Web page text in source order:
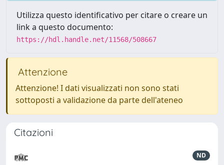
Utilizza questo identificativo per citare o creare un
link a questo documento:
https://hdl.handle.net/11568/508667
Attenzione
Attenzione! I dati visualizzati non sono stati
sottoposti a validazione da parte dell'ateneo
Citazioni
ND